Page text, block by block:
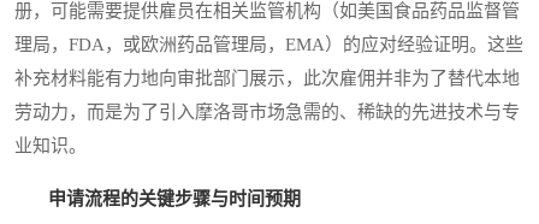
册，可能需要提供雇员在相关监管机构（如美国食品药品监督管
理局，FDA，或欧洲药品管理局，EMA）的应对经验证明。这些
补充材料能有力地向审批部门展示，此次雇佣并非为了替代本地
劳动力，而是为了引入摩洛哥市场急需的、稀缺的先进技术与专
业知识。
申请流程的关键步骤与时间预期